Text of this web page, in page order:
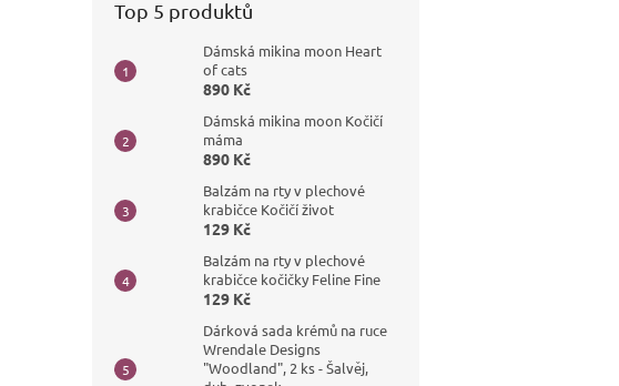
Top 5 produktů
Dámská mikina moon Heart
of cats
890 Kč
Dámská mikina moon Kočičí
máma
890 Kč
Balzám na rty v plechové
krabičce Kočičí život
129 Kč
Balzám na rty v plechové
krabičce kočičky Feline Fine
129 Kč
Dárková sada krémů na ruce
Wrendale Designs
"Woodland", 2 ks - Šalvěj,